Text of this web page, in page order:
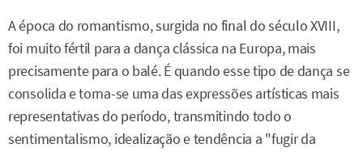
A época do romantismo, surgida no final do século XVIII,
foi muito fértil para a dança clássica na Europa, mais
precisamente para o balé. É quando esse tipo de dança se
consolida e torna-se uma das expressões artísticas mais
representativas do período, transmitindo todo o
sentimentalismo, idealização e tendência a "fugir da